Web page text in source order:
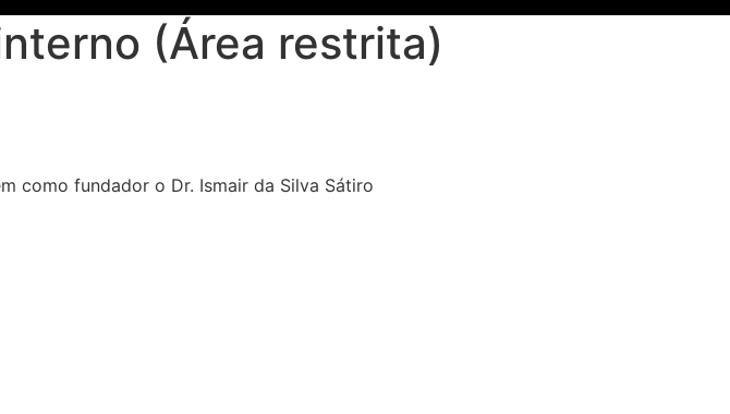
(Área restrita)
como fundador o Dr. Ismair da Silva Sátiro